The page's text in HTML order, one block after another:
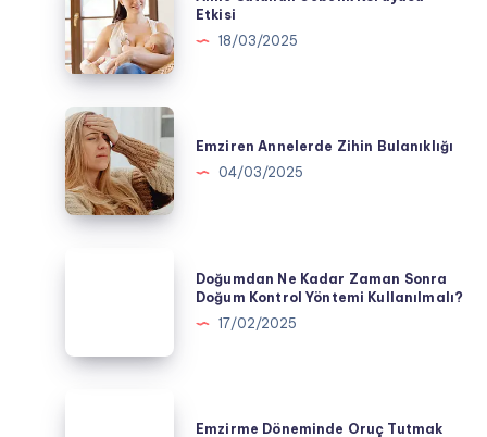
Sütünün
Gebelik
Koruyucu
Etkisi
Etkisi
18/03/2025
Emziren
Annelerde
Zihin
Bulanıklığı
Emziren Annelerde Zihin Bulanıklığı
04/03/2025
Sonra
Doğumdan Ne Kadar Zaman Sonra
Doğum Kontrol Yöntemi Kullanılmalı?
17/02/2025
Emzirme Döneminde Oruç Tutmak